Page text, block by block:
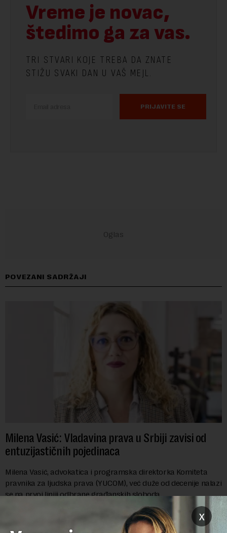
Vreme je novac,
štedimo ga za vas.
TRI STVARI KOJE TREBA DA ZNATE
STIŽU SVAKI DAN U VAŠ MEJL.
PRIJAVITE SE
POVEZANI SADRŽAJI
Milena Vasić: Vladavina prava u Srbiji zavisi od
entuzijastičnih pojedinaca
Milena Vasić, advokatica i programska direktorka Komiteta
pravnika za ljudska prava (YUCOM), već duže od decenije nalazi
se na prvoj liniji odbrane građanskih sloboda,
marginalizovanih grupa, žrtava diskrimi...
x